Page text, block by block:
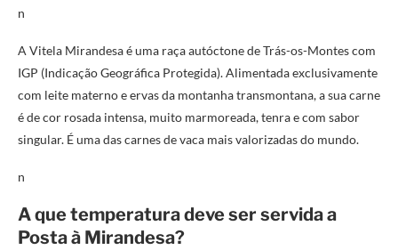
n
A Vitela Mirandesa é uma raça autóctone de Trás-os-Montes com
IGP (Indicação Geográfica Protegida). Alimentada exclusivamente
com leite materno e ervas da montanha transmontana, a sua carne
é de cor rosada intensa, muito marmoreada, tenra e com sabor
singular. É uma das carnes de vaca mais valorizadas do mundo.
n
A que temperatura deve ser servida a
Posta à Mirandesa?